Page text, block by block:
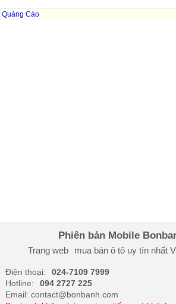
Quảng Cáo
Phiên bản Mobile
Trang web mua bán ô tôuy tín nhất
Điện thoại:
024-7109 7999
Hotline:
094 2727 225
Email: contact@bonbanh.com